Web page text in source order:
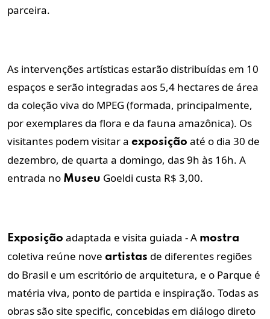
parceira.
As intervenções artísticas estarão distribuídas em 10
espaços e serão integradas aos 5,4 hectares de área
da coleção viva do MPEG (formada, principalmente,
por exemplares da flora e da fauna amazônica). Os
visitantes podem visitar a exposição até o dia 30 de
dezembro, de quarta a domingo, das 9h às 16h. A
entrada no Museu Goeldi custa R$ 3,00.
Exposição adaptada e visita guiada - A mostra
coletiva reúne nove artistas de diferentes regiões
do Brasil e um escritório de arquitetura, e o Parque é
matéria viva, ponto de partida e inspiração. Todas as
obras são site specific, concebidas em diálogo direto